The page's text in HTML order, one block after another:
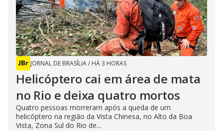
JORNAL DE BRASÍLIA/ HÁ 3 HORAS
Helicóptero cai em área de mata
no Rio e deixa quatro mortos
Quatro pessoas morreram após a queda de um
helicóptero na região da Vista Chinesa, no Alto da Boa
Vista, Zona Sul do Rio de...